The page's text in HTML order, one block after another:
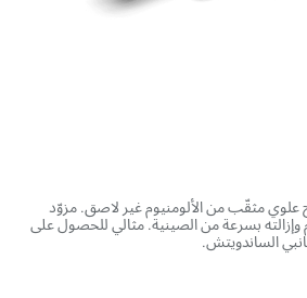
علوي مثقّب من الألومنيوم غير لاصق. مزوّد
بسرعة من الصينية. مثالي للحصول على
الساندويتش.